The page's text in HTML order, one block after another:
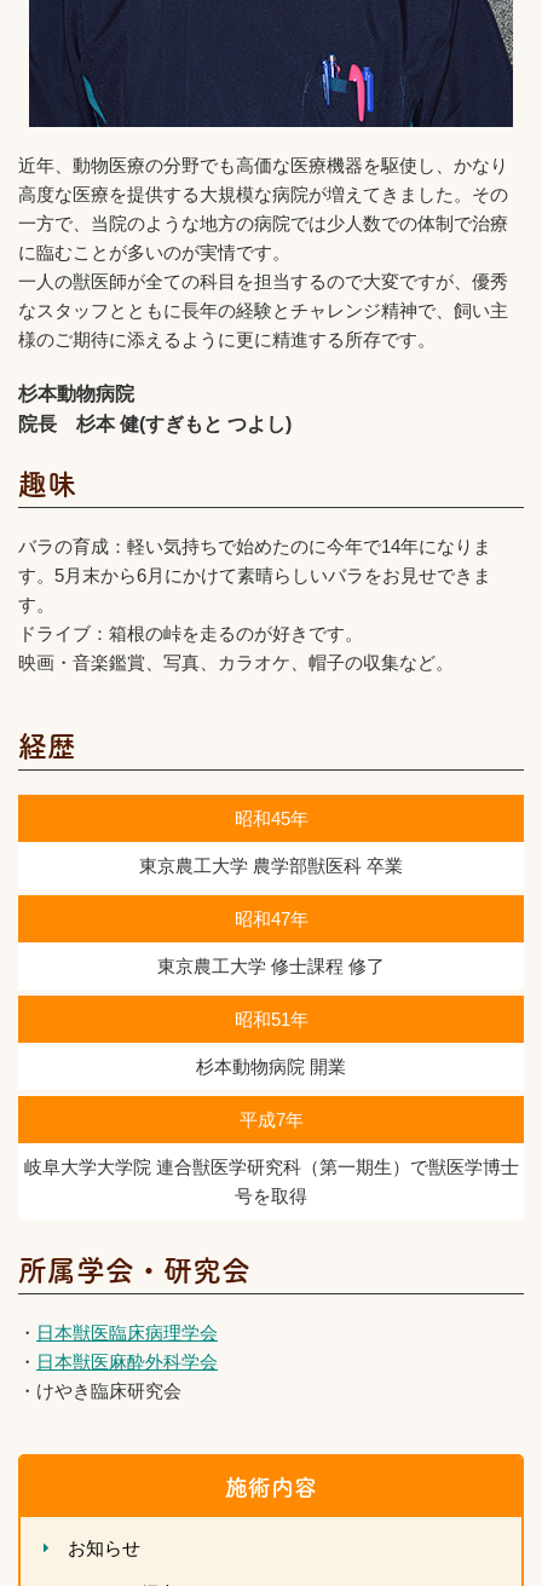
近年、動物医療の分野でも高価な医療機器を駆使し、かなり
高度な医療を提供する大規模な病院が増えてきました。その
一方で、当院のような地方の病院では少人数での体制で治療
に臨むことが多いのが実情です。
一人の獣医師が全ての科目を担当するので大変ですが、優秀
なスタッフとともに長年の経験とチャレンジ精神で、飼い主
様のご期待に添えるように更に精進する所存です。
杉本動物病院
院長 杉本 健(すぎもと つよし)
趣味
バラの育成：軽い気持ちで始めたのに今年で14年になりま
す。5月末から6月にかけて素晴らしいバラをお見せできま
す。
ドライブ：箱根の峠を走るのが好きです。
映画・音楽鑑賞、写真、カラオケ、帽子の収集など。
経歴
昭和45年
東京農工大学 農学部獣医科 卒業
昭和47年
東京農工大学 修士課程 修了
昭和51年
杉本動物病院 開業
平成7年
岐阜大学大学院 連合獣医学研究科（第一期生）で獣医学博士
号を取得
所属学会・研究会
・ 日本獣医臨床病理学会
・ 日本獣医麻酔外科学会
・けやき臨床研究会
施術内容
お知らせ